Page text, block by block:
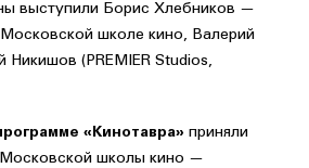
выступили Борис Хлебников —
школе кино, Валерий
Никишов (PREMIER Studios,
«Кинотавра» приняли
Московской школы кино —